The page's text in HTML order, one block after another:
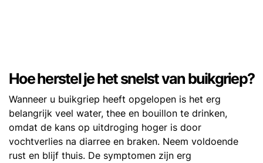
Hoe herstel je het snelst van buikgriep?
Wanneer u buikgriep heeft opgelopen is het erg
belangrijk veel water, thee en bouillon te drinken,
omdat de kans op uitdroging hoger is door
vochtverlies na diarree en braken. Neem voldoende
rust en blijf thuis. De symptomen zijn erg